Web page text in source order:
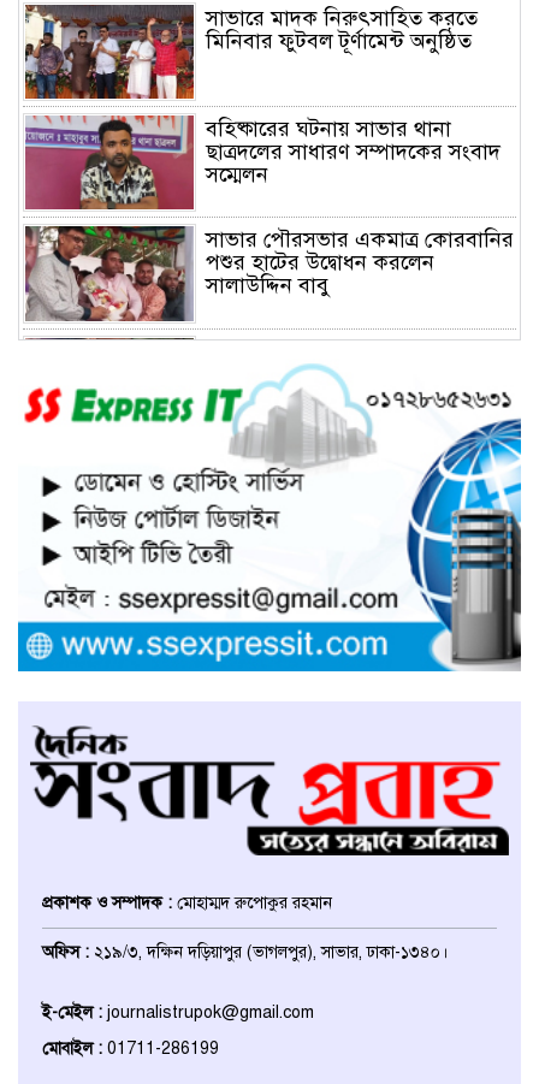
সাভারে মাদক নিরুৎসাহিত করতে
মিনিবার ফুটবল টূর্ণামেন্ট অনুষ্ঠিত
বহিষ্কারের ঘটনায় সাভার থানা
ছাত্রদলের সাধারণ সম্পাদকের সংবাদ
সম্মেলন
সাভার পৌরসভার একমাত্র কোরবানির
পশুর হাটের উদ্বোধন করলেন
সালাউদ্দিন বাবু
প্রতিষ্ঠানে হামলা চালিয়ে তালা ঝুলিয়ে
দিয়েছে সন্ত্রাসীরা
সাভারে নারী উদ্যোক্তার খামার ভাংচুর,
৫ লাখ টাকার ক্ষয়ক্ষতি
উভয়পক্ষের সমঝোতায় ধর্মঘট
প্রত্যাহার করায় সাভারের মুরগীর
বাজার স্বাভাবিক
আশুলিয়ায় চাঁদার টাকা হালাল করতে
পুলিশ কর্মকর্তাকে ফাঁসানোর অভিযোগ
ঢাকা জেলা উত্তর ছাত্রদলের সহ-
সভাপতি হলেন বাঁধন, বিভিন্ন মহলের
প্রকাশক ও সম্পাদক : মোহাম্মদ রুপোকুর রহমান
অফিস : ২১৯/৩, দক্ষিন দড়িয়াপুর (ভাগলপুর), সাভার, ঢাকা-১৩৪০।
ই-মেইল : journalistrupok@gmail.com
মোবাইল : 01711-286199